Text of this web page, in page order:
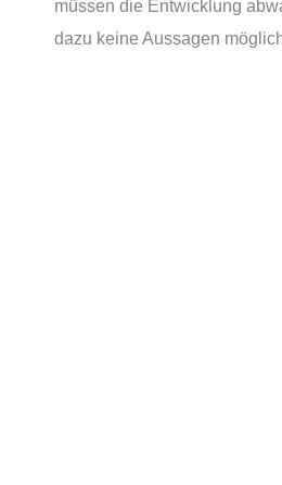
müssen die Entwicklung
dazu keine Aussagen